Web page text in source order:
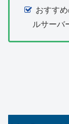
おすす
ルサーバ